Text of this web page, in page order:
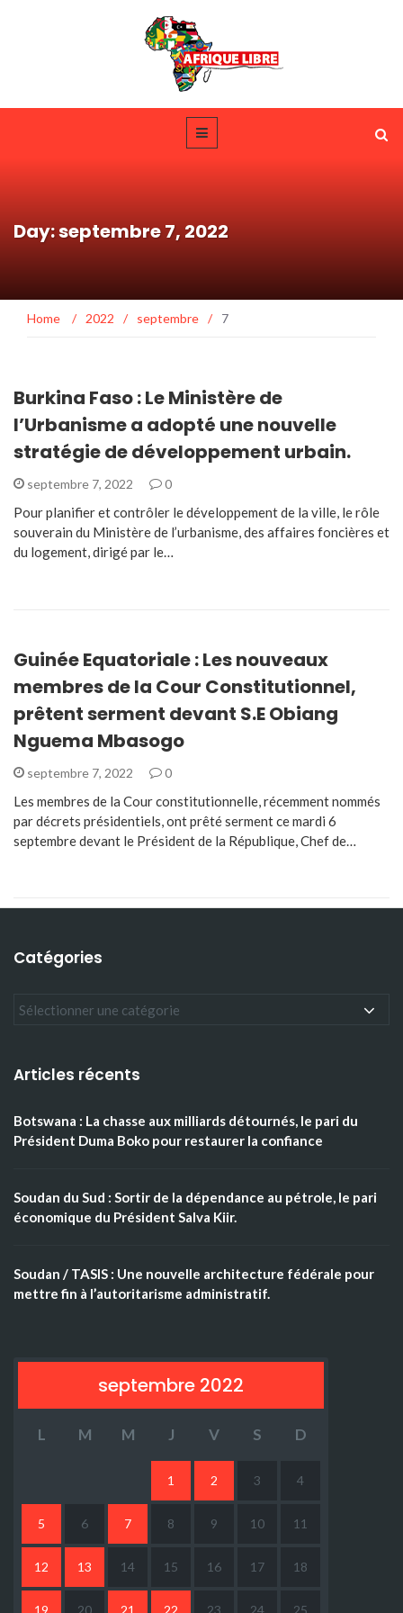
Day: septembre 7, 2022
Home / 2022 / septembre / 7
Burkina Faso : Le Ministère de
l’Urbanisme a adopté une nouvelle
stratégie de développement urbain.
septembre 7, 2022 0
Pour planifier et contrôler le développement de la ville, le rôle
souverain du Ministère de l’urbanisme, des affaires foncières et
du logement, dirigé par le…
Guinée Equatoriale : Les nouveaux
membres de la Cour Constitutionnel,
prêtent serment devant S.E Obiang
Nguema Mbasogo
septembre 7, 2022 0
Les membres de la Cour constitutionnelle, récemment nommés
par décrets présidentiels, ont prêté serment ce mardi 6
septembre devant le Président de la République, Chef de…
Catégories
Articles récents
Botswana : La chasse aux milliards détournés, le pari du
Président Duma Boko pour restaurer la confiance
Soudan du Sud : Sortir de la dépendance au pétrole, le pari
économique du Président Salva Kiir.
Soudan / TASIS : Une nouvelle architecture fédérale pour
mettre fin à l’autoritarisme administratif.
septembre 2022
L M M J V S D
1 2 3 4
5 6 7 8 9 10 11
12 13 14 15 16 17 18
19 20 21 22 23 24 25